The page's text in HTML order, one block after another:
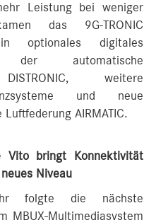
Leistung bei weniger
das 9G-TRONIC
optionales digitales
der automatische
weitere
und neue
AIRMATIC.
Vito bringt Konnektivität
Niveau
folgte die nächste
MBUX-Multimediasystem